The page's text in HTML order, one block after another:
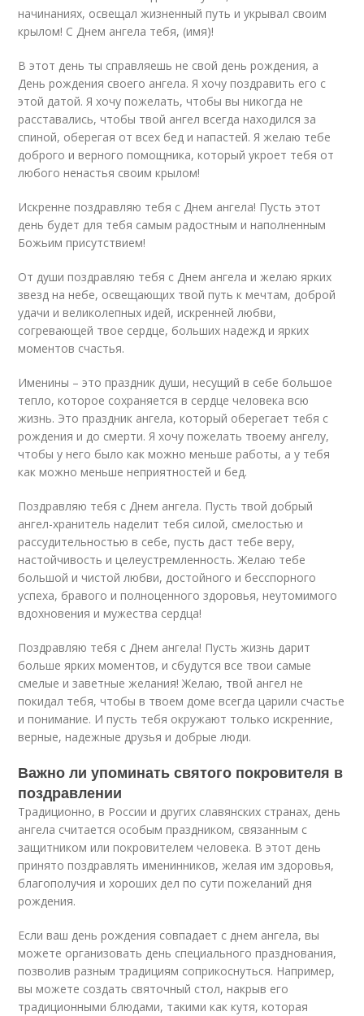
начинаниях, освещал жизненный путь и укрывал своим
крылом! С Днем ангела тебя, (имя)!
В этот день ты справляешь не свой день рождения, а
День рождения своего ангела. Я хочу поздравить его с
этой датой. Я хочу пожелать, чтобы вы никогда не
расставались, чтобы твой ангел всегда находился за
спиной, оберегая от всех бед и напастей. Я желаю тебе
доброго и верного помощника, который укроет тебя от
любого ненастья своим крылом!
Искренне поздравляю тебя с Днем ангела! Пусть этот
день будет для тебя самым радостным и наполненным
Божьим присутствием!
От души поздравляю тебя с Днем ангела и желаю ярких
звезд на небе, освещающих твой путь к мечтам, доброй
удачи и великолепных идей, искренней любви,
согревающей твое сердце, больших надежд и ярких
моментов счастья.
Именины – это праздник души, несущий в себе большое
тепло, которое сохраняется в сердце человека всю
жизнь. Это праздник ангела, который оберегает тебя с
рождения и до смерти. Я хочу пожелать твоему ангелу,
чтобы у него было как можно меньше работы, а у тебя
как можно меньше неприятностей и бед.
Поздравляю тебя с Днем ангела. Пусть твой добрый
ангел-хранитель наделит тебя силой, смелостью и
рассудительностью в себе, пусть даст тебе веру,
настойчивость и целеустремленность. Желаю тебе
большой и чистой любви, достойного и бесспорного
успеха, бравого и полноценного здоровья, неутомимого
вдохновения и мужества сердца!
Поздравляю тебя с Днем ангела! Пусть жизнь дарит
больше ярких моментов, и сбудутся все твои самые
смелые и заветные желания! Желаю, твой ангел не
покидал тебя, чтобы в твоем доме всегда царили счастье
и понимание. И пусть тебя окружают только искренние,
верные, надежные друзья и добрые люди.
Важно ли упоминать святого покровителя в
поздравлении
Традиционно, в России и других славянских странах, день
ангела считается особым праздником, связанным с
защитником или покровителем человека. В этот день
принято поздравлять именинников, желая им здоровья,
благополучия и хороших дел по сути пожеланий дня
рождения.
Если ваш день рождения совпадает с днем ангела, вы
можете организовать день специального празднования,
позволив разным традициям соприкоснуться. Например,
вы можете создать святочный стол, накрыв его
традиционными блюдами, такими как кутя, которая